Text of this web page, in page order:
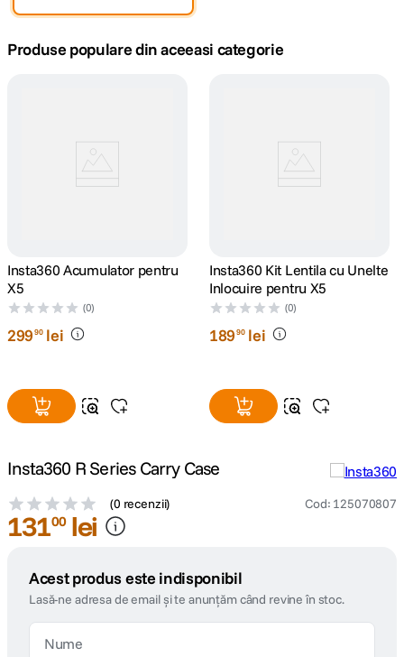
card memorie
Produse populare din aceeasi categorie
Insta360 Acumulator pentru
X5
(0)
29990 lei
Insta360 Kit Lentila cu Unelte
Inlocuire pentru X5
(0)
18990 lei
Insta360 R Series Carry Case
(0 recenzii) Cod: 125070807
13100 lei
Acest produs este indisponibil
Lasă-ne adresa de email și te anunțăm când revine în stoc.